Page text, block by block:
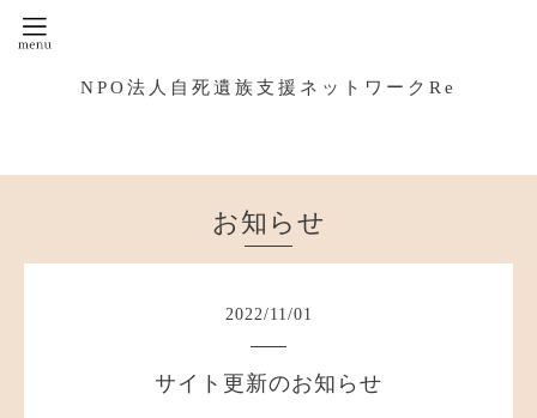
NPO法人自死遺族支援ネットワークRe
お知らせ
2022/11/01
サイト更新のお知らせ